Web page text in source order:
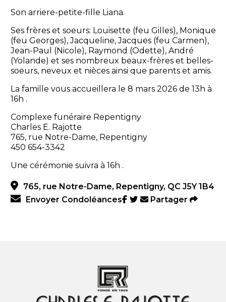
Son arriere-petite-fille Liana.
Ses frères et soeurs: Louisette (feu Gilles), Monique
(feu Georges), Jacqueline, Jacques (feu Carmen),
Jean-Paul (Nicole), Raymond (Odette), André
(Yolande) et ses nombreux beaux-frères et belles-
soeurs, neveux et nièces ainsi que parents et amis.
La famille vous accueillera le 8 mars 2026 de 13h à
16h .
Complexe funéraire Repentigny
Charles E. Rajotte
765, rue Notre-Dame, Repentigny
450 654-3342
Une cérémonie suivra à 16h .
765, rue Notre-Dame, Repentigny, QC J5Y 1B4
Envoyer Condoléances
Partager